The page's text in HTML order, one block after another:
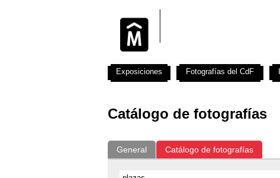
Catálogo de fotografías
General Catálogo de fotografías
Exposiciones Fotografías del CdF